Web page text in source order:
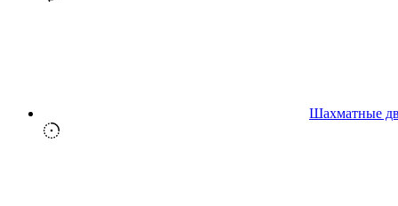
Шахматные